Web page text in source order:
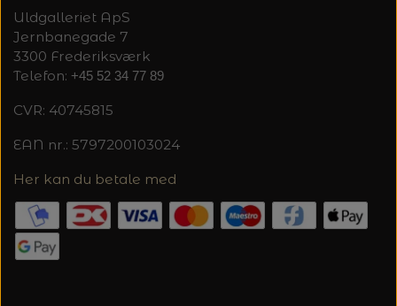
Uldgalleriet ApS
Jernbanegade 7
3300 Frederiksværk
Telefon: +45 52 34 77 89
CVR: 40745815
EAN nr.: 5797200103024
Her kan du betale med